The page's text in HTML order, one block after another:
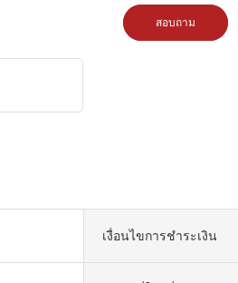
สอบถาม
เงื่อนไขการชำระเงิน